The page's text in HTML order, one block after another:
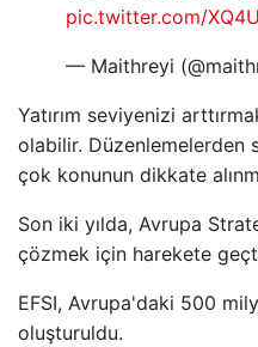
pic.twitter.com/
— Maithreyi
Yatırım seviyenizi
olabilir. Düzenlemelerden
çok konunun dikkate
Son iki yılda, Avrupa
çözmek için harekete
EFSI, Avrupa'daki 500
oluşturuldu.